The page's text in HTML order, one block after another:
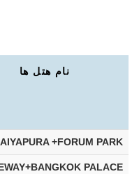
نام هتل ها